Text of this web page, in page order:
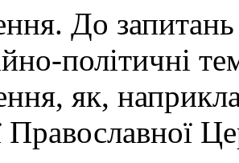
До
політичні
як,
Православної